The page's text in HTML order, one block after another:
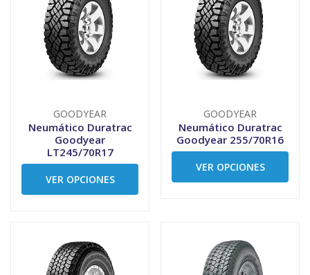
GOODYEAR
Neumático Duratrac
Goodyear
LT245/70R17
VER OPCIONES
GOODYEAR
Neumático Duratrac
Goodyear 255/70R16
VER OPCIONES